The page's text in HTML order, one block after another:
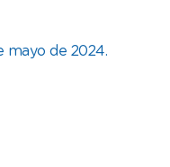
mayo de 2024.